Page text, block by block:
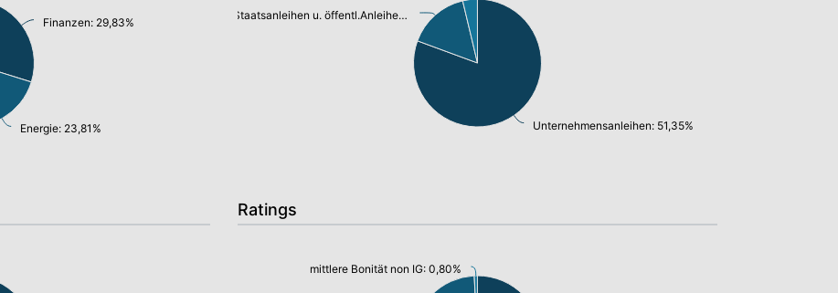
Finanzen: 29,83%
Energie: 23,81% Unternehmensanleihen: 51,35%
Staatsanleihen u. öffentl.Anleihen: 9,97%
Ratings
mittlere Bonität non IG: 0,80%